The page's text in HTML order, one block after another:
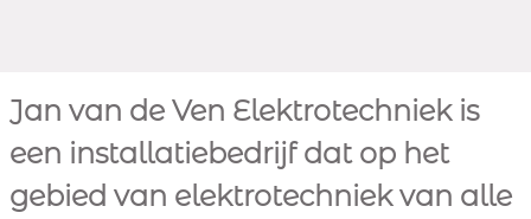
Jan van de Ven Elektrotechniek is
een installatiebedrijf dat op het
gebied van elektrotechniek van alle